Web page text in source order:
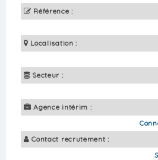
Référence :
Localisation :
Secteur :
Agence intérim :
Contact recrutement :